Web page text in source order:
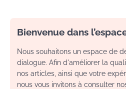
Bienvenue dans
Nous souhaitons un espace de
dialogue. Afin d'améliorer la
nos articles, ainsi que votre
nous vous invitons à consulter